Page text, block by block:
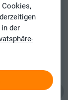
Cookies,
der